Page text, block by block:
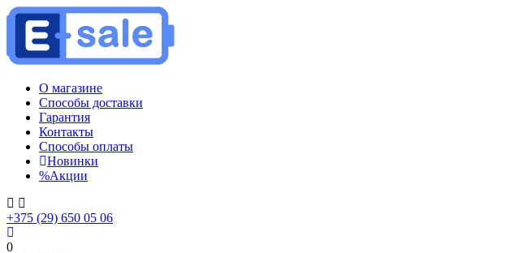
О магазине
Способы доставки
Гарантия
Контакты
Способы оплаты
Новинки
%Акции
+375 (29) 650 05 06
0